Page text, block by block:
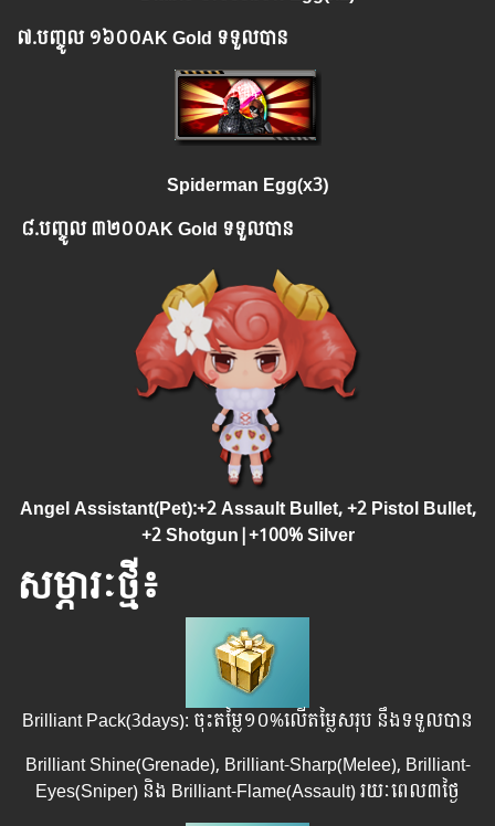
៧.​បញ្ចូល ១៦០០AK Gold ទទួលបាន
Spiderman Egg(x3)
៨.​បញ្ចូល ៣២០០AK Gold ទទួលបាន
Angel Assistant(Pet):+2 Assault Bullet, +2 Pistol Bullet,
+2 Shotgun|+100% Silver
សម្ភារៈថ្មី៖
Brilliant Pack(3days): ចុះតម្លៃ១០%លើតម្លៃសរុប នឹងទទួលបាន
Brilliant Shine(Grenade), Brilliant-Sharp(Melee), Brilliant-
Eyes(Sniper) និង Brilliant-Flame(Assault)​ រយៈពេល​​៣ថ្ងៃ